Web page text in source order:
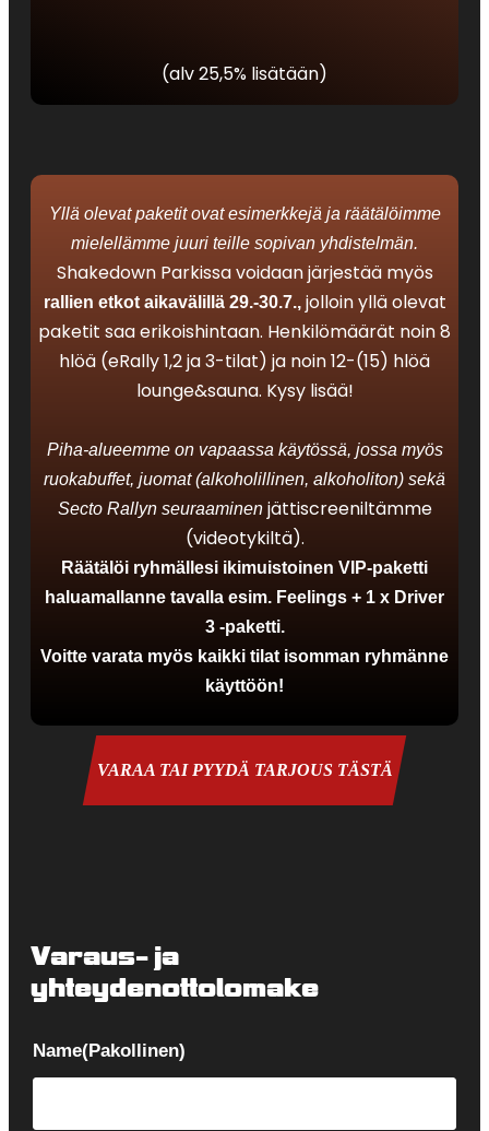
(alv 25,5% lisätään)
Yllä olevat paketit ovat esimerkkejä ja räätälöimme
mielellämme juuri teille sopivan yhdistelmän.
Shakedown Parkissa voidaan järjestää myös
rallien etkot aikavälillä 29.-30.7.,jolloin yllä olevat
paketit saa erikoishintaan. Henkilömäärät noin 8
hlöä (eRally 1,2 ja 3-tilat) ja noin 12-(15) hlöä
lounge&sauna. Kysy lisää!
Piha-alueemme on vapaassa käytössä, jossa myös
ruokabuffet, juomat (alkoholillinen, alkoholiton) sekä
Secto Rallyn seuraaminen jättiscreeniltämme
(videotykiltä).
Räätälöi ryhmällesi ikimuistoinen VIP-paketti
haluamallanne tavalla esim. Feelings + 1 x Driver
3 -paketti.
Voitte varata myös kaikki tilat isomman ryhmänne
käyttöön!
VARAA TAI PYYDÄ TARJOUS TÄSTÄ
Varaus- ja
yhteydenottolomake
Name(Pakollinen)